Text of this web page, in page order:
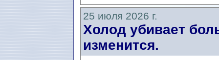
25 июля 2026 г.
Холод убивает
изменится.